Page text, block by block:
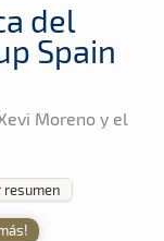
del
Spain
Moreno y el
resumen